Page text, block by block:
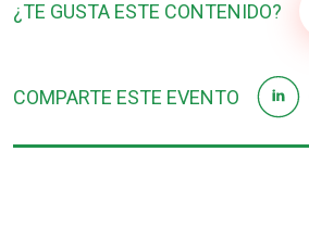
¿TE GUSTA ESTE CONTENIDO?
COMPARTE ESTE EVENTO